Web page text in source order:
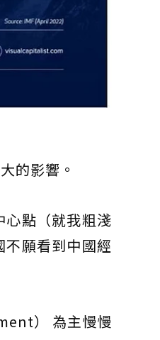
的影響。
心點（就我粗淺
願看到中國經
） 為主慢慢